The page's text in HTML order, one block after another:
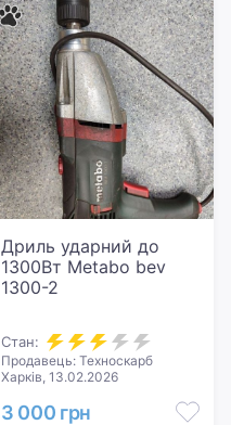
Дриль ударний до
1300Вт Metabo bev
1300-2
Стан:
Продавець: Техноскарб
Харків, 13.02.2026
3 000 грн